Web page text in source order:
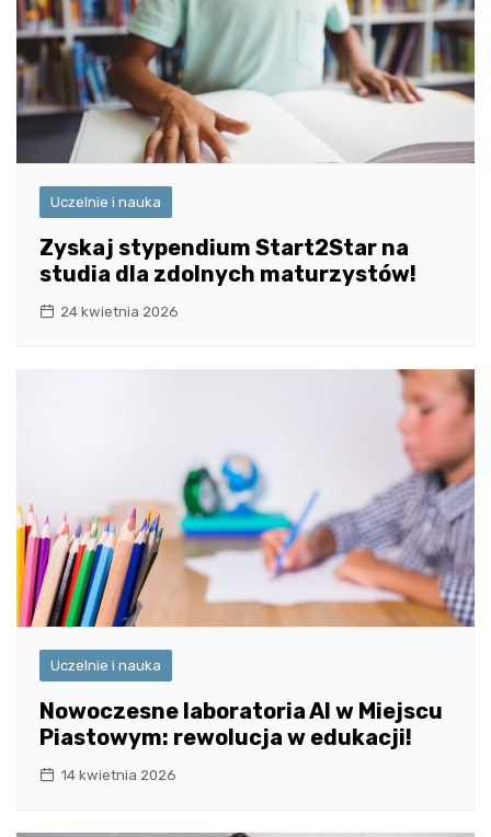
Uczelnie i nauka
Zyskaj stypendium Start2Star na
studia dla zdolnych maturzystów!
24 kwietnia 2026
Uczelnie i nauka
Nowoczesne laboratoria AI w Miejscu
Piastowym: rewolucja w edukacji!
14 kwietnia 2026